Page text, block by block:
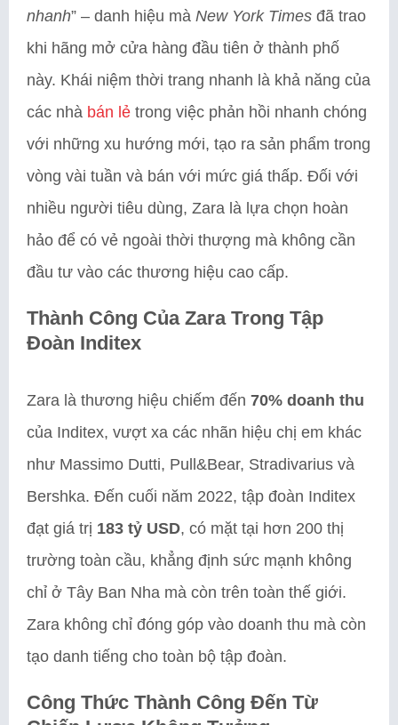
nhanh” – danh hiệu mà New York Times đã trao
khi hãng mở cửa hàng đầu tiên ở thành phố
này. Khái niệm thời trang nhanh là khả năng của
các nhà bán lẻ trong việc phản hồi nhanh chóng
với những xu hướng mới, tạo ra sản phẩm trong
vòng vài tuần và bán với mức giá thấp. Đối với
nhiều người tiêu dùng, Zara là lựa chọn hoàn
hảo để có vẻ ngoài thời thượng mà không cần
đầu tư vào các thương hiệu cao cấp.
Thành Công Của Zara Trong Tập
Đoàn Inditex
Zara là thương hiệu chiếm đến 70% doanh thu
của Inditex, vượt xa các nhãn hiệu chị em khác
như Massimo Dutti, Pull&Bear, Stradivarius và
Bershka. Đến cuối năm 2022, tập đoàn Inditex
đạt giá trị 183 tỷ USD, có mặt tại hơn 200 thị
trường toàn cầu, khẳng định sức mạnh không
chỉ ở Tây Ban Nha mà còn trên toàn thế giới.
Zara không chỉ đóng góp vào doanh thu mà còn
tạo danh tiếng cho toàn bộ tập đoàn.
Công Thức Thành Công Đến Từ